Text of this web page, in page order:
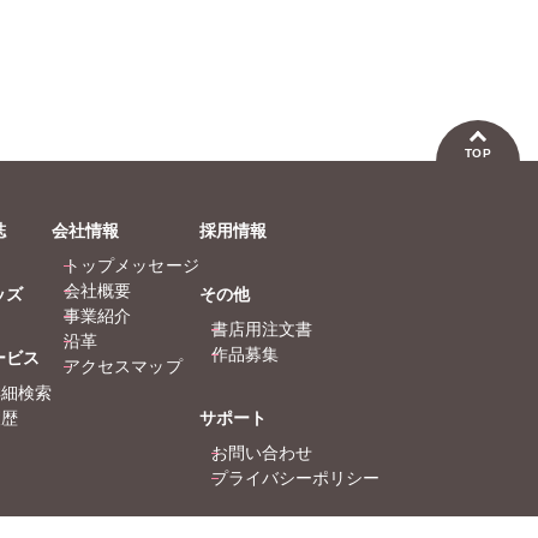
TOP
ズ
ビス
検索
会社情報
トップメッセージ
会社概要
事業紹介
沿革
アクセスマップ
採用情報
その他
書店用注文書
作品募集
サポート
お問い合わせ
プライバシーポリシー